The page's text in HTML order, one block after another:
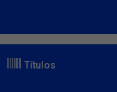
Títulos